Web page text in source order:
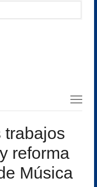
trabajos
reforma
Música